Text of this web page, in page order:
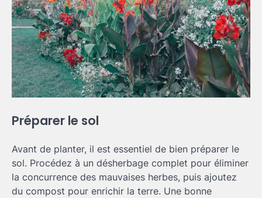
Préparer le sol
Avant de planter, il est essentiel de bien préparer le
sol. Procédez à un désherbage complet pour éliminer
la concurrence des mauvaises herbes, puis ajoutez
du compost pour enrichir la terre. Une bonne